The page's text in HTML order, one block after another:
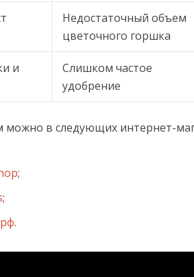
Недостаточный объем
цветочного горшка
и
Слишком частое
удобрение
можно в следующих интернет-
;
;
.